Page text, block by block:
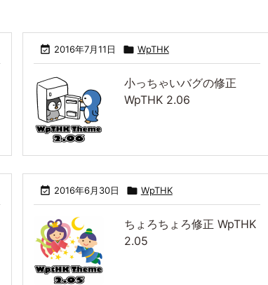
 2016年7月11日  WpTHK
小っちゃいバグの修正
WpTHK 2.06
 2016年6月30日  WpTHK
ちょろちょろ修正 WpTHK
2.05
仕様変更と内部最適化 L
uxeritas 1.21 ＆ WpTH
K 3.12
祝？ WpTHK Theme 初
版リリースから１周年
PHP 7.1 対応 Luxeritas